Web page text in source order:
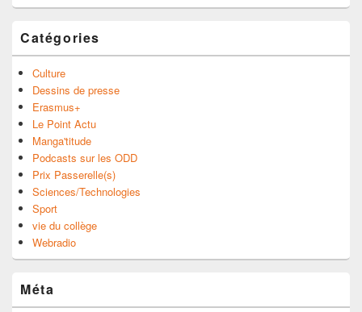
Catégories
Culture
Dessins de presse
Erasmus+
Le Point Actu
Manga'titude
Podcasts sur les ODD
Prix Passerelle(s)
Sciences/Technologies
Sport
vie du collège
Webradio
Méta